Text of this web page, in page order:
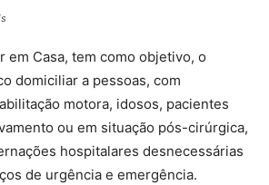
em Casa, tem como objetivo, o
domiciliar a pessoas, com
motora, idosos, pacientes
ou em situação pós-cirúrgica,
hospitalares desnecessárias
de urgência e emergência.